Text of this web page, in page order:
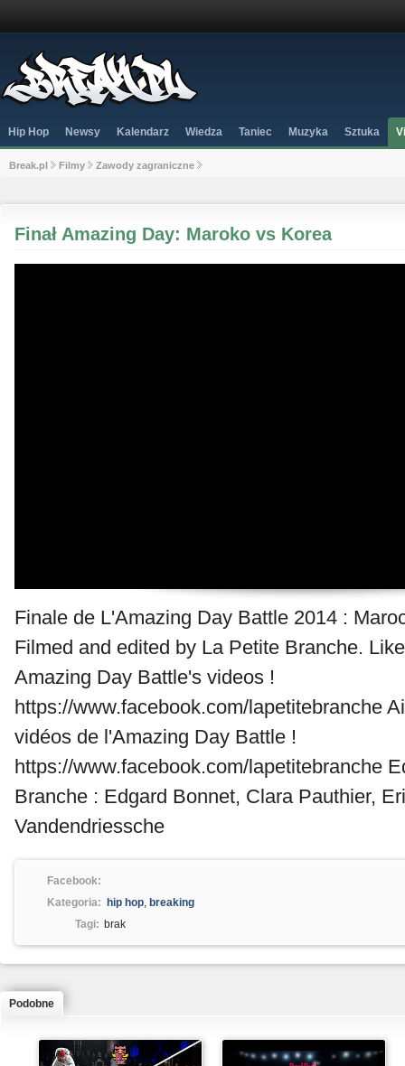
Hip Hop Newsy Kalendarz Wiedza Taniec Muzyka Sztuka
Break.pl Filmy Zawody zagraniczne
Finał Amazing Day: Maroko vs Korea
Finale de L'Amazing Day Battle 2014 :
Filmed and edited by La Petite Branche.
Amazing Day Battle's videos !
https://www.facebook.com/lapetitebranche
vidéos de l'Amazing Day Battle !
https://www.facebook.com/lapetitebranche
Branche : Edgard Bonnet, Clara Pauthier,
Vandendriessche
Facebook:
Kategoria:
hip hop, breaking
Tagi: brak
Podobne